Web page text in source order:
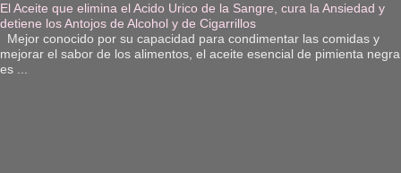
El Aceite que elimina el Acido Urico de la Sangre, cura la Ansiedad y
detiene los Antojos de Alcohol y de Cigarrillos
Mejor conocido por su capacidad para condimentar las comidas y
mejorar el sabor de los alimentos, el aceite esencial de pimienta negra
es ...